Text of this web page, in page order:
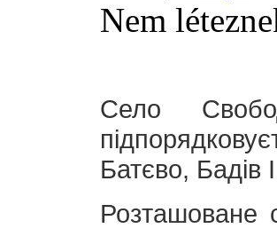
Nem
Село
Батєво, Бадів
Розташоване